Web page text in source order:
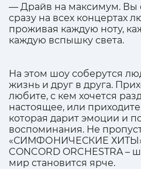
— Драйв на максимум. Вы
сразу на всех концертах
проживая каждую ноту,
каждую вспышку света.
На этом шоу соберутся
жизнь и друг в друга.
любите, с кем хочется
настоящее, или
которая дарит эмоции и
воспоминания. Не
«СИМФОНИЧЕСКИЕ
CONCORD ORCHESTRA –
мир становится ярче.